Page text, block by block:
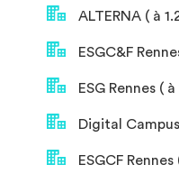
ALTERNA ( à
ESGC&F
ESG Rennes (
Digital
ESGCF